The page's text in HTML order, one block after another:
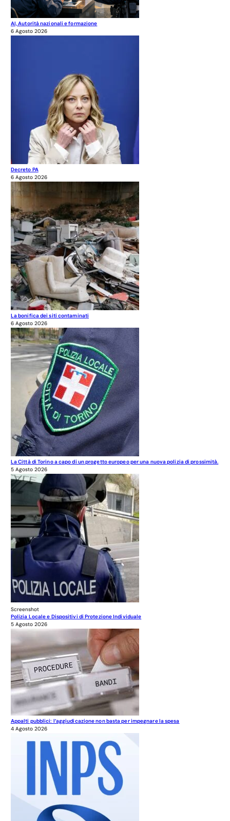
AI, Autorità nazionali e formazione
6 Agosto 2026
Decreto PA
6 Agosto 2026
La bonifica dei siti contaminati
6 Agosto 2026
La Città di Torino a capo di un progetto europeo per una nuova polizia di prossimità.
5 Agosto 2026
Screenshot
Polizia Locale e Dispositivi di Protezione Individuale
5 Agosto 2026
Appalti pubblici: l’aggiudicazione non basta per impegnare la spesa
4 Agosto 2026